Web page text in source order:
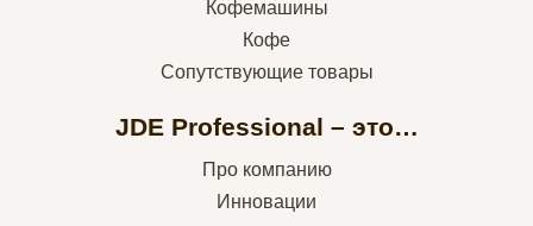
Кофемашины
Кофе
Сопутствующие товары
JDE Professional – это…
Про компанию
Инновации